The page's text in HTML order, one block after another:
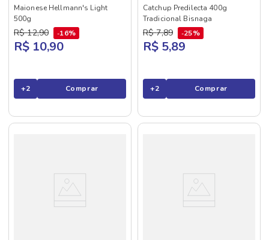
Maionese Hellmann's Light
500g
R$ 12,90 16%
R$ 10,90
+2 Comprar
Catchup Predilecta 400g
Tradicional Bisnaga
R$ 7,89 25%
R$ 5,89
+2 Comprar